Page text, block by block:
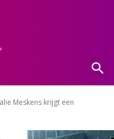
Meskens krijgt een